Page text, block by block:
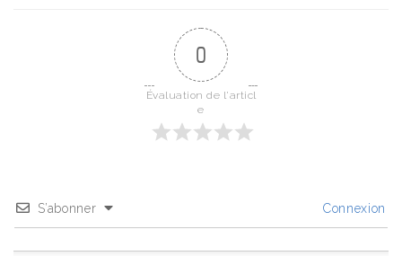
0
Évaluation de l'articl
e
S’abonner Connexion